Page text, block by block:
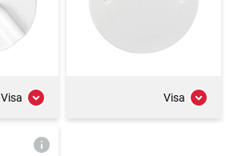
Visa Visa